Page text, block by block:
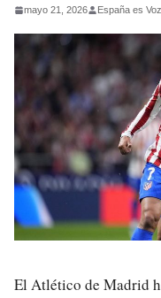
mayo 21, 2026 España es Voz
El Atlético de Madrid